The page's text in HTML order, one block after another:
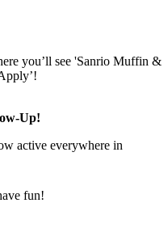
you’ll see 'Sanrio Muffin &
Up!
active everywhere in
fun!